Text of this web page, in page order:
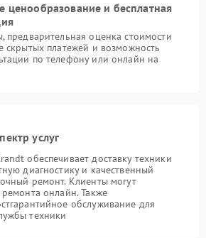
ценообразование и бесплатная
предварительная оценка стоимости
скрытых платежей и возможность
по телефону или онлайн на
услуг
обеспечивает доставку техники
диагностику и качественный
ремонт. Клиенты могут
ремонта онлайн. Также
обслуживание для
техники